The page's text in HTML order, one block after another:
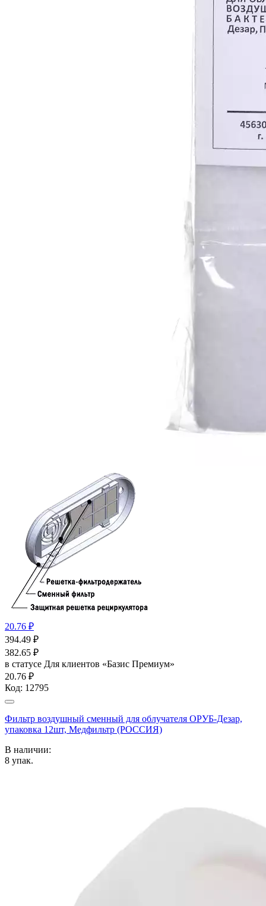
20.76 ₽
394.49 ₽
382.65 ₽
в статусе Для клиентов «Базис Премиум»
20.76 ₽
Код: 12795
Фильтр воздушный сменный для облучателя ОРУБ-Дезар,
упаковка 12шт, Медфильтр (РОССИЯ)
В наличии:
8 упак.